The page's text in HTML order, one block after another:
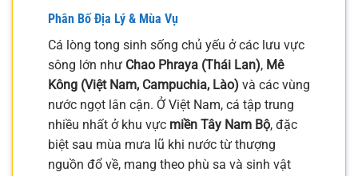
Phân Bố Địa Lý & Mùa Vụ
Cá lòng tong sinh sống chủ yếu ở các lưu vực
sông lớn như Chao Phraya (Thái Lan), Mê
Kông (Việt Nam, Campuchia, Lào) và các vùng
nước ngọt lân cận. Ở Việt Nam, cá tập trung
nhiều nhất ở khu vực miền Tây Nam Bộ, đặc
biệt sau mùa mưa lũ khi nước từ thượng
nguồn đổ về, mang theo phù sa và sinh vật